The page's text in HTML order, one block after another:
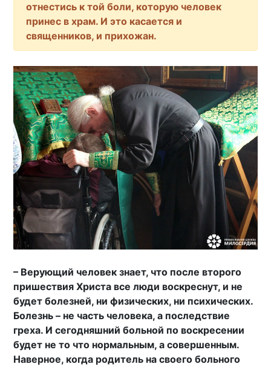
отнестись к той боли, которую человек
принес в храм. И это касается и
священников, и прихожан.
– Верующий человек знает, что после второго
пришествия Христа все люди воскреснут, и не
будет болезней, ни физических, ни психических.
Болезнь – не часть человека, а последствие
греха. И сегодняшний больной по воскресении
будет не то что нормальным, а совершенным.
Наверное, когда родитель на своего больного